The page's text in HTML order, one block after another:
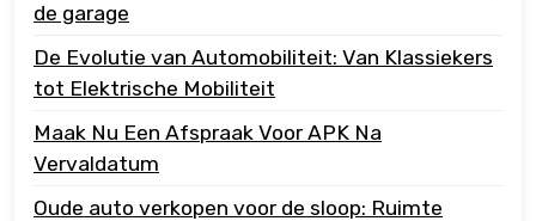
de garage
De Evolutie van Automobiliteit: Van Klassiekers
tot Elektrische Mobiliteit
Maak Nu Een Afspraak Voor APK Na
Vervaldatum
Oude auto verkopen voor de sloop: Ruimte